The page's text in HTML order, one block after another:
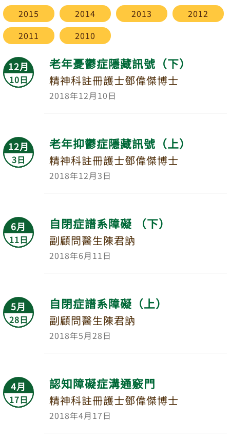
2015
2014 2013
2012
2011
2010
12月
10日
老年憂鬱症隱藏訊號（下）
精神科註冊護士鄧偉傑博士
2018年12月10日
12月
3日
老年抑鬱症隱藏訊號（上）
精神科註冊護士鄧偉傑博士
2018年12月3日
6月
11日
自閉症譜系障礙 （下）
副顧問醫生陳君訥
2018年6月11日
5月
28日
自閉症譜系障礙（上）
副顧問醫生陳君訥
2018年5月28日
4月
17日
認知障礙症溝通竅門
精神科註冊護士鄧偉傑博士
2018年4月17日